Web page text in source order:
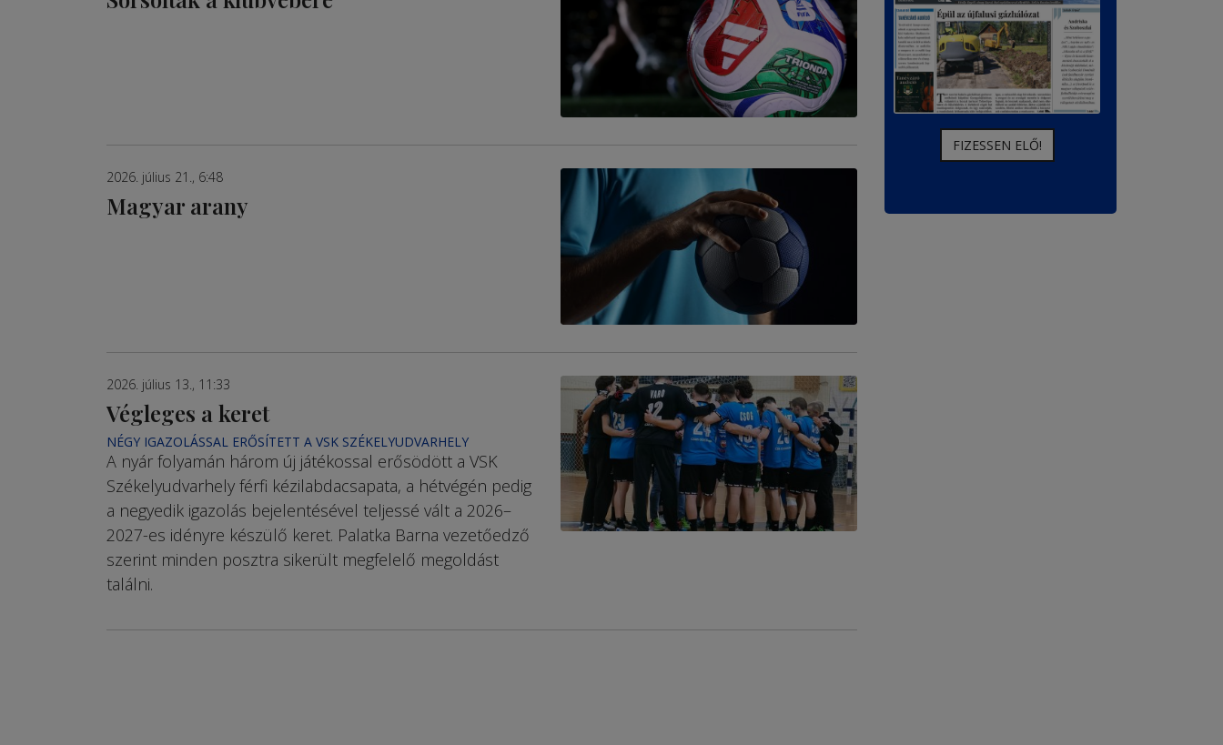
2026. július 21., 6:48
Magyar arany
2026. július 13., 11:33
Végleges a keret
NÉGY IGAZOLÁSSAL ERŐSÍTETT A VSK SZÉKELYUDVARHELY
A nyár folyamán három új játékossal erősödött a VSK
Székelyudvarhely férfi kézilabdacsapata, a hétvégén pedig
a negyedik igazolás bejelentésével teljessé vált a 2026–
2027-es idényre készülő keret. Palatka Barna vezetőedző
szerint minden posztra sikerült megfelelő megoldást
találni.
FIZESSEN ELŐ!